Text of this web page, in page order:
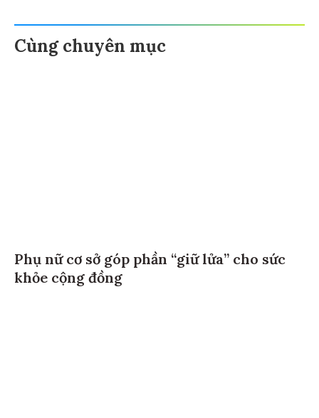
Cùng chuyên mục
Phụ nữ cơ sở góp phần “giữ lửa” cho sức
khỏe cộng đồng